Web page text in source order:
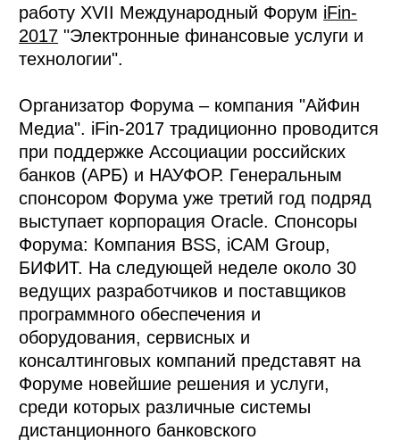
работу XVII Международный Форум iFin-
2017 "Электронные финансовые услуги и
технологии".
Организатор Форума – компания "АйФин
Медиа". iFin-2017 традиционно проводится
при поддержке Ассоциации российских
банков (АРБ) и НАУФОР. Генеральным
спонсором Форума уже третий год подряд
выступает корпорация Oracle. Спонсоры
Форума: Компания BSS, iCAM Group,
БИФИТ. На следующей неделе около 30
ведущих разработчиков и поставщиков
программного обеспечения и
оборудования, сервисных и
консалтинговых компаний представят на
Форуме новейшие решения и услуги,
среди которых различные системы
дистанционного банковского